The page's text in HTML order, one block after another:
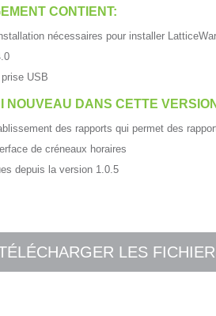
CONTIENT:
nécessaires pour installer
USB
NOUVEAU DANS CETTE
des rapports qui permet des
de créneaux horaires
depuis la version 1.0.5
LES